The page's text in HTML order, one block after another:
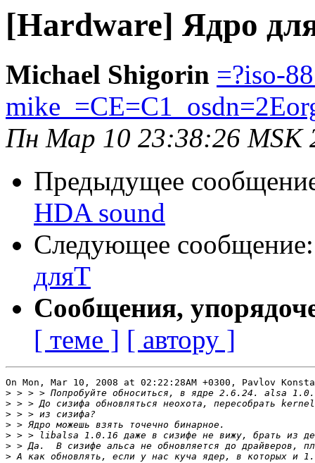
[Hardware] Ядро
Michael Shigorin =?iso-
Пн Мар 10 23:38:26 MSK
Предыдущее
HDA sound
Следующее
дляT
Сообщения,
[ теме ] [ автору ]
On Mon, Mar 10, 2008 at 02:22:28AM +0300, Pavlov
>
>
>
>
>
>
>